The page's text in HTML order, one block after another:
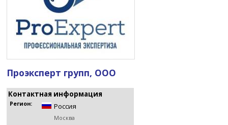
Проэксперт групп, ООО
Контактная информация
Регион: Россия
Москва